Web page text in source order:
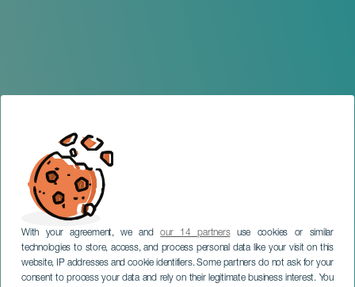
With your agreement, we andour 14 partnersuse cookies or similar
technologies to store, access, and process personal data like your visit on this
website, IP addresses and cookie identifiers. Some partners do not ask for your
consent to process your data and rely on their legitimate business interest. You